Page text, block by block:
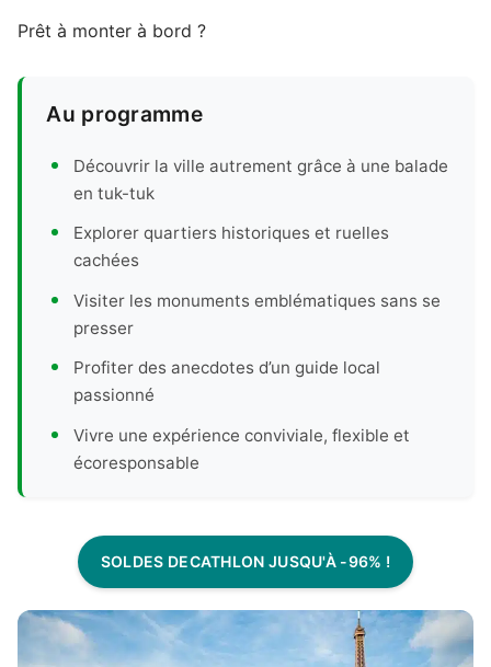
Prêt à monter à bord ?
Au programme
Découvrir la ville autrement grâce à une balade
en tuk-tuk
Explorer quartiers historiques et ruelles
cachées
Visiter les monuments emblématiques sans se
presser
Profiter des anecdotes d’un guide local
passionné
Vivre une expérience conviviale, flexible et
écoresponsable
SOLDES DECATHLON JUSQU'À -96% !